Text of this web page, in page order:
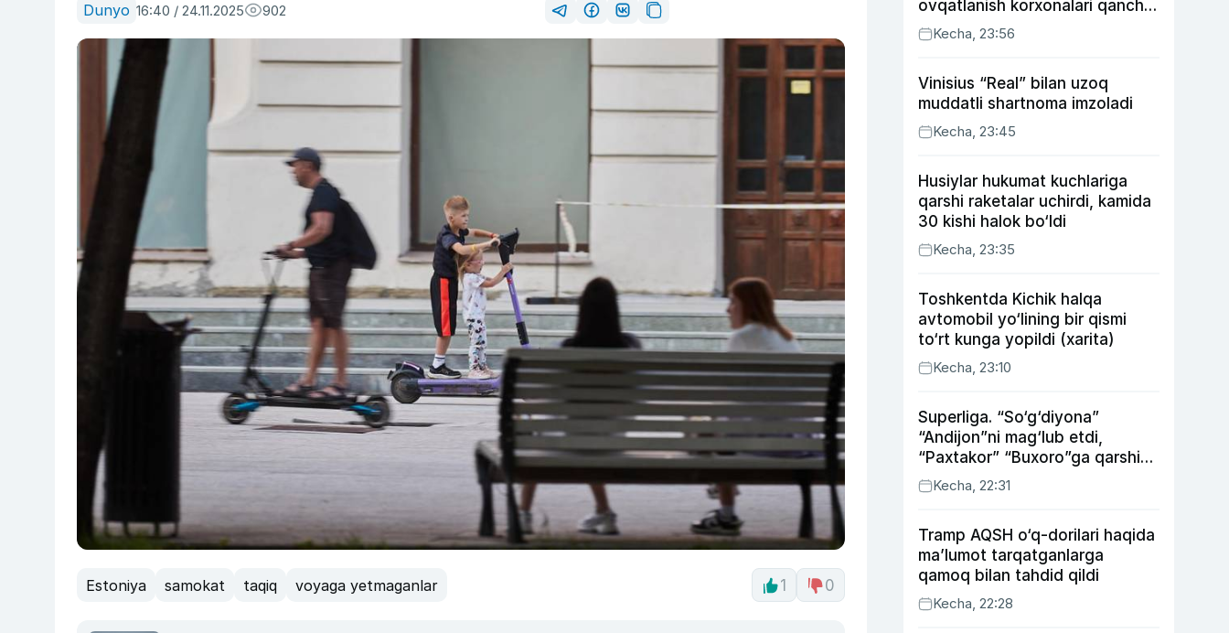
Dunyo 16:40 / 24.11.2025 902
Estoniya samokat taqiq voyaga yetmaganlar 1 0
ovqatlanish korxonalari qancha
soliq toʻlagani ochiqlandi
Kecha, 23:56
Vinisius “Real” bilan uzoq
muddatli shartnoma imzoladi
Kecha, 23:45
Husiylar hukumat kuchlariga
qarshi raketalar uchirdi, kamida
30 kishi halok bo‘ldi
Kecha, 23:35
Toshkentda Kichik halqa
avtomobil yo‘lining bir qismi
to‘rt kunga yopildi (xarita)
Kecha, 23:10
Superliga. “So‘g‘diyona”
“Andijon”ni mag‘lub etdi,
“Paxtakor” “Buxoro”ga qarshi
bahsda g‘alabani qo‘ldan
chiqardi
Kecha, 22:31
Tramp AQSH o‘q-dorilari haqida
ma’lumot tarqatganlarga
qamoq bilan tahdid qildi
Kecha, 22:28